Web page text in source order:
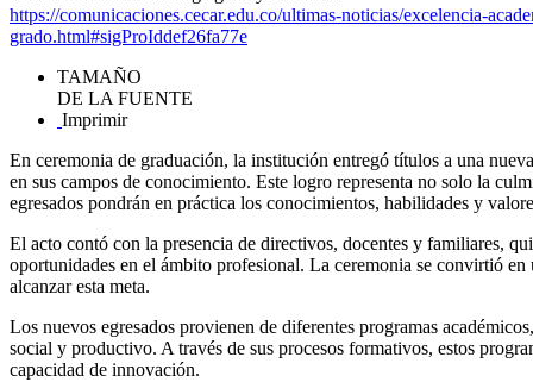
https://comunicaciones.cecar.edu.co/ultimas-noticias/excelencia-
grado.html#sigProIddef26fa77e
TAMAÑO
DE LA FUENTE
Imprimir
En ceremonia de graduación, la institución entregó títulos a una
en sus campos de conocimiento. Este logro representa no solo la
egresados pondrán en práctica los conocimientos, habilidades y
El acto contó con la presencia de directivos, docentes y familiares,
oportunidades en el ámbito profesional. La ceremonia se convirtió
alcanzar esta meta.
Los nuevos egresados provienen de diferentes programas
social y productivo. A través de sus procesos formativos, estos
capacidad de innovación.